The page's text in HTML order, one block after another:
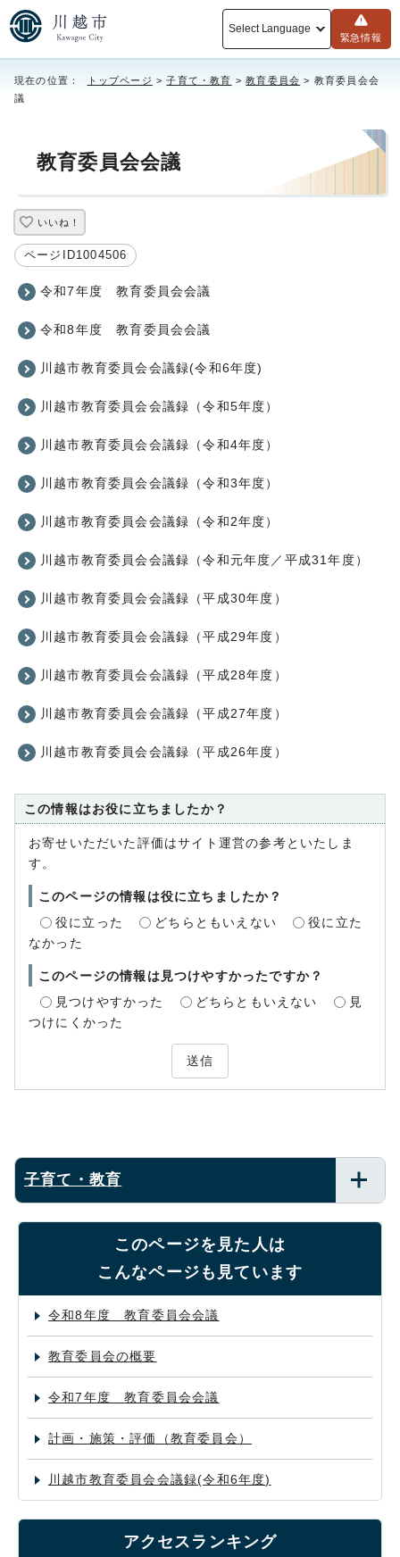
Select Language
緊急情報
現在の位置： トップページ >子育て・教育 >教育委員会 > 教育委員会会
議
教育委員会会議
いいね！
ページID1004506
令和7年度 教育委員会会議
令和8年度 教育委員会会議
川越市教育委員会会議録(令和6年度)
川越市教育委員会会議録（令和5年度）
川越市教育委員会会議録（令和4年度）
川越市教育委員会会議録（令和3年度）
川越市教育委員会会議録（令和2年度）
川越市教育委員会会議録（令和元年度／平成31年度）
川越市教育委員会会議録（平成30年度）
川越市教育委員会会議録（平成29年度）
川越市教育委員会会議録（平成28年度）
川越市教育委員会会議録（平成27年度）
川越市教育委員会会議録（平成26年度）
この情報はお役に立ちましたか？
お寄せいただいた評価はサイト運営の参考といたしま
す。
このページの情報は役に立ちましたか？
役に立った
どちらともいえない
役に立た
なかった
このページの情報は見つけやすかったですか？
見つけやすかった
どちらともいえない
見
つけにくかった
送信
子育て・教育
このページを見た人は
こんなページも見ています
令和8年度 教育委員会会議
教育委員会の概要
令和7年度 教育委員会会議
計画・施策・評価（教育委員会）
川越市教育委員会会議録(令和6年度)
アクセスランキング